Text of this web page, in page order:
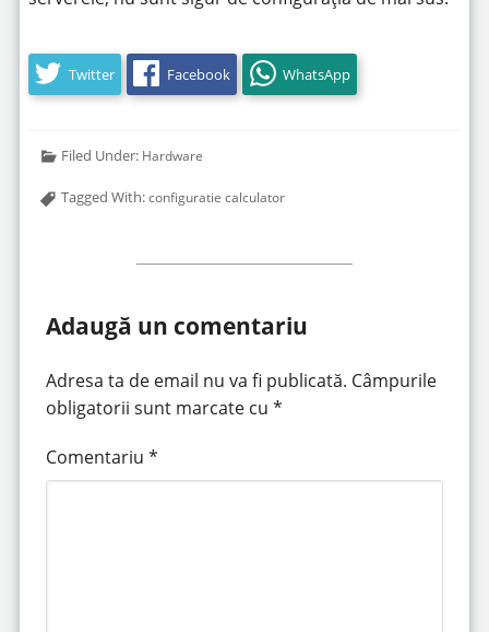
Twitter Facebook WhatsApp
Filed Under: Hardware
Tagged With:configuratie calculator
Adaugă un comentariu
Adresa ta de email nu va fi publicată. Câmpurile
obligatorii sunt marcate cu *
Comentariu *